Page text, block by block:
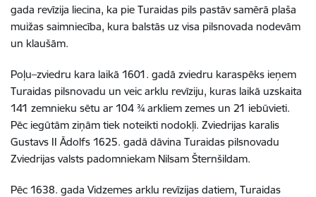
gada revīzija liecina, ka pie Turaidas pils pastāv samērā plaša
muižas saimniecība, kura balstās uz visa pilsnovada nodevām
un klaušām.
Poļu–zviedru kara laikā 1601. gadā zviedru karaspēks ieņem
Turaidas pilsnovadu un veic arklu revīziju, kuras laikā uzskaita
141 zemnieku sētu ar 104 ¾ arkliem zemes un 21 iebūvieti.
Pēc iegūtām ziņām tiek noteikti nodokļi. Zviedrijas karalis
Gustavs II Ādolfs 1625. gadā dāvina Turaidas pilsnovadu
Zviedrijas valsts padomniekam Nilsam Šternšildam.
Pēc 1638. gada Vidzemes arklu revīzijas datiem, Turaidas